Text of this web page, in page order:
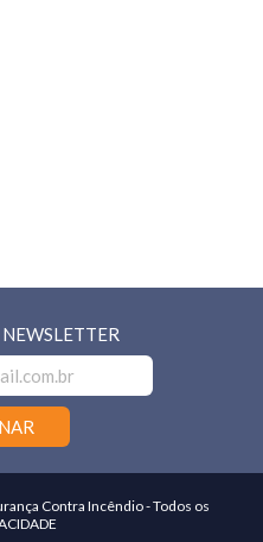
Contra Incêndio - Todos os